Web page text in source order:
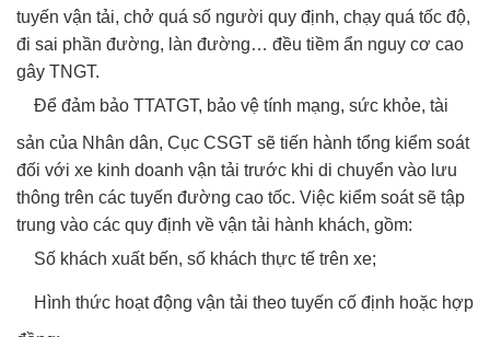
tuyến vận tải, chở quá số người quy định, chạy quá tốc độ,
đi sai phần đường, làn đường… đều tiềm ẩn nguy cơ cao
gây TNGT.
Để đảm bảo TTATGT, bảo vệ tính mạng, sức khỏe, tài
sản của Nhân dân, Cục CSGT sẽ tiến hành tổng kiểm soát
đối với xe kinh doanh vận tải trước khi di chuyển vào lưu
thông trên các tuyến đường cao tốc. Việc kiểm soát sẽ tập
trung vào các quy định về vận tải hành khách, gồm:
Số khách xuất bến, số khách thực tế trên xe;
Hình thức hoạt động vận tải theo tuyến cố định hoặc hợp